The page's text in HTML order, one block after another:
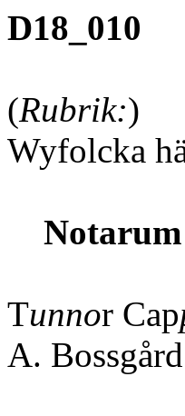
D18_010
(Rubrik:)
Wyfolcka
Tunnor Cap
A.